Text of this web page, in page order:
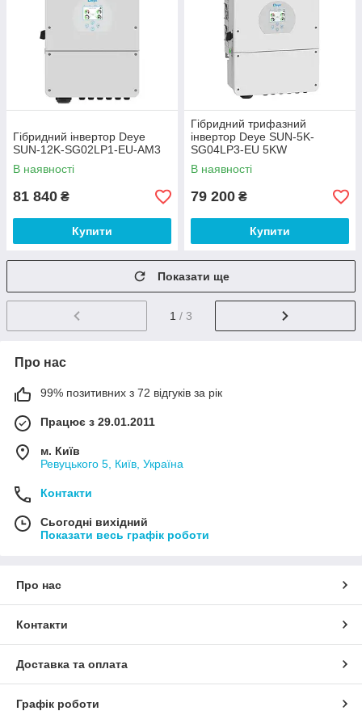
Гібридний інвертор Deye
SUN-12K-SG02LP1-EU-AM3
В наявності
81 840 ₴
Купити
Гібридний трифазний
інвертор Deye SUN-5K-
SG04LP3-EU 5KW
В наявності
79 200 ₴
Купити
Показати ще
1 / 3
Про нас
99% позитивних з 72 відгуків за рік
Працює з 29.01.2011
м. Київ
Ревуцького 5, Київ, Україна
Контакти
Сьогодні вихідний
Показати весь графік роботи
Про нас
Контакти
Доставка та оплата
Графік роботи